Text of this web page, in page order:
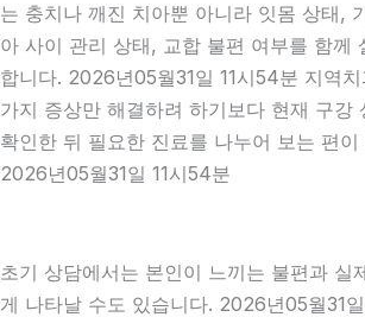
는 충치나 깨진 치아뿐 아니라 잇몸 상태,
아 사이 관리 상태, 교합 불편 여부를 함께
합니다. 2026년05월31일 11시54분 지역
가지 증상만 해결하려 하기보다 현재 구강
확인한 뒤 필요한 진료를 나누어 보는 편
2026년05월31일 11시54분
초기 상담에서는 본인이 느끼는 불편과 실
게 나타날 수도 있습니다. 2026년05월31